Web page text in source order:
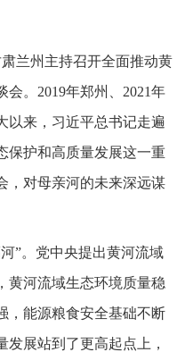
兰州主持召开全面推动黄
。2019年郑州、2021年
来，习近平总书记走遍
保护和高质量发展这一重
，对母亲河的未来深远谋
”。党中央提出黄河流域
黄河流域生态环境质量稳
，能源粮食安全基础不断
展站到了更高起点上，